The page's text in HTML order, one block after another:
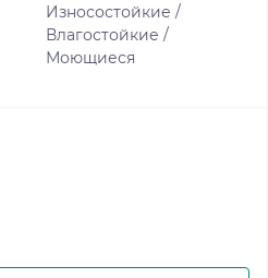
Износостойкие /
Влагостойкие /
Моющиеся